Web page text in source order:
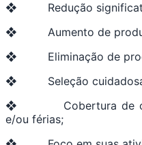
❖ Redução
❖ Aumento de
❖ Eliminação de
❖ Seleção cuidadosa
❖ Cobertura de
e/ou férias;